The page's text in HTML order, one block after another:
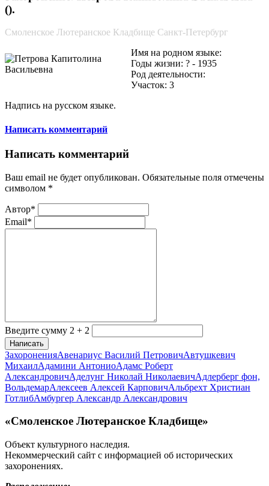
().
Смоленское Лютеранское Кладбище Санкт-Петербург
Имя на родном языке:
Годы жизни: ? - 1935
Род деятельности:
Участок: 3
Надпись на русском языке.
Написать комментарий
Написать комментарий
Ваш email не будет опубликован. Обязательные поля отмечены
символом *
Автор*
Email*
Введите сумму 2 + 2
Написать
ЗахороненияАвенариус Василий ПетровичАвтушкевич
МихаилАдамини АнтониоАдамс Роберт
АлександровичАделунг Николай НиколаевичАдлерберг фон,
ВольдемарАлексеев Алексей КарповичАльбрехт Христиан
ГотлибАмбургер Александр Александрович
«Смоленское Лютеранское Кладбище»
Объект культурного наследия.
Некоммерческий сайт с информацией об исторических
захоронениях.